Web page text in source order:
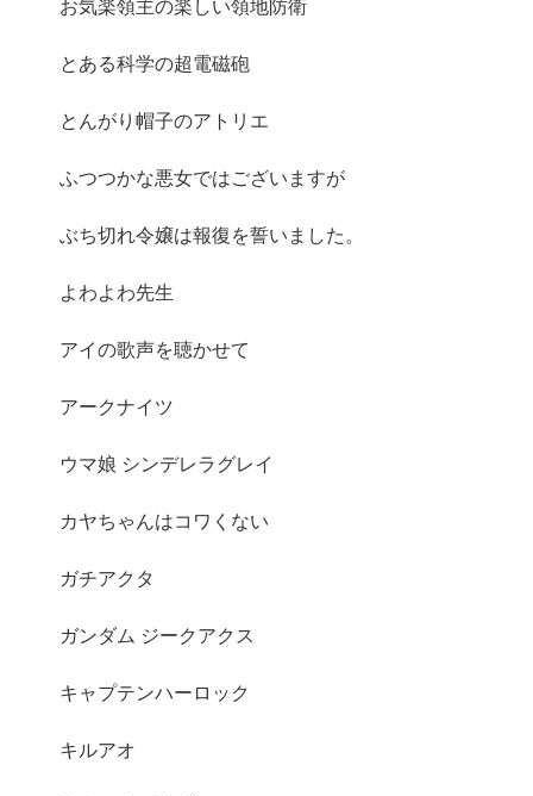
お気楽領主の楽しい領地防衛
とある科学の超電磁砲
とんがり帽子のアトリエ
ふつつかな悪女ではございますが
ぶち切れ令嬢は報復を誓いました。
よわよわ先生
アイの歌声を聴かせて
アークナイツ
ウマ娘 シンデレラグレイ
カヤちゃんはコワくない
ガチアクタ
ガンダム ジークアクス
キャプテンハーロック
キルアオ